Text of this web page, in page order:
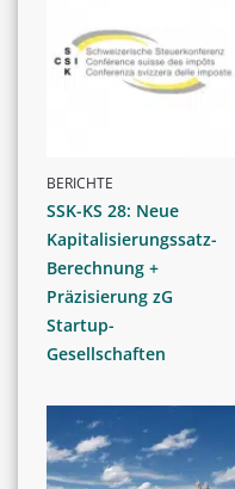
BERICHTE
SSK-KS 28: Neue
Kapitalisierungssatz-
Berechnung +
Präzisierung zG
Startup-
Gesellschaften